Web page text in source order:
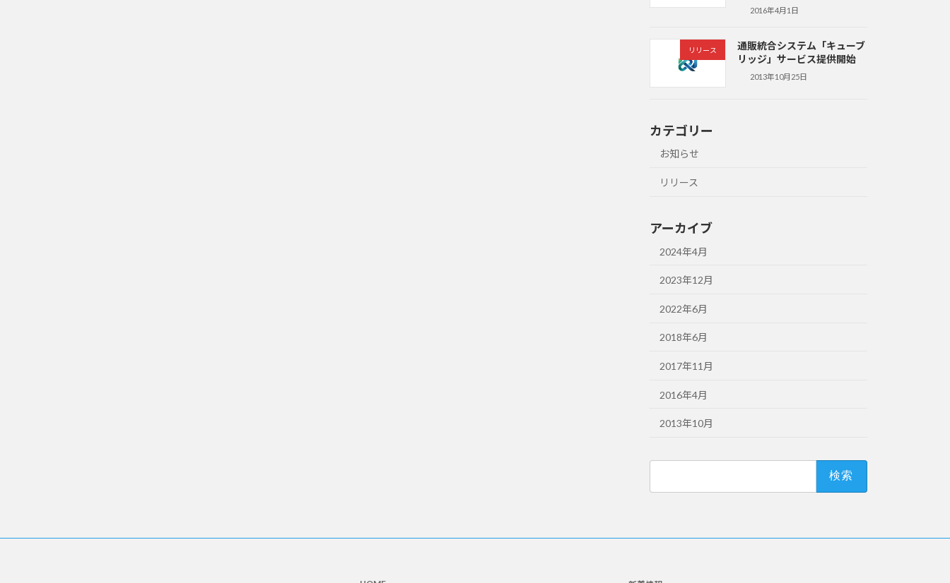
2016年4月1日
リリース
通販統合システム「キューブ
リッジ」サービス提供開始
2013年10月25日
カテゴリー
お知らせ
リリース
アーカイブ
2024年4月
2023年12月
2022年6月
2018年6月
2017年11月
2016年4月
2013年10月